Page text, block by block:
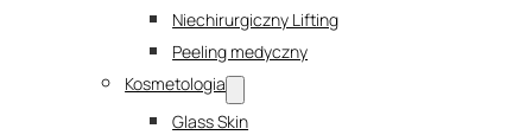
Niechirurgiczny Lifting
Peeling medyczny
Kosmetologia
Glass Skin